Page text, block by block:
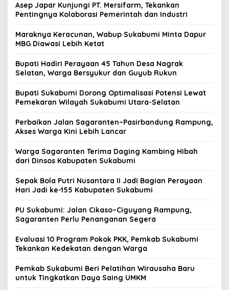
Asep Japar Kunjungi PT. Mersifarm, Tekankan
Pentingnya Kolaborasi Pemerintah dan Industri
Maraknya Keracunan, Wabup Sukabumi Minta Dapur
MBG Diawasi Lebih Ketat
Bupati Hadiri Perayaan 45 Tahun Desa Nagrak
Selatan, Warga Bersyukur dan Guyub Rukun
Bupati Sukabumi Dorong Optimalisasi Potensi Lewat
Pemekaran Wilayah Sukabumi Utara-Selatan
Perbaikan Jalan Sagaranten–Pasirbandung Rampung,
Akses Warga Kini Lebih Lancar
Warga Sagaranten Terima Daging Kambing Hibah
dari Dinsos Kabupaten Sukabumi
Sepak Bola Putri Nusantara II Jadi Bagian Perayaan
Hari Jadi ke-155 Kabupaten Sukabumi
PU Sukabumi: Jalan Cikaso–Ciguyang Rampung,
Sagaranten Perlu Penanganan Segera
Evaluasi 10 Program Pokok PKK, Pemkab Sukabumi
Tekankan Kedekatan dengan Warga
Pemkab Sukabumi Beri Pelatihan Wirausaha Baru
untuk Tingkatkan Daya Saing UMKM